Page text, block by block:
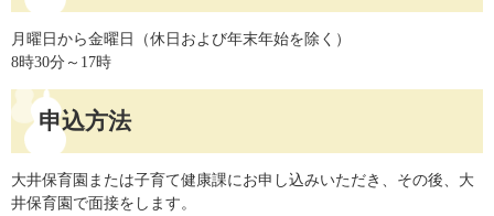
月曜日から金曜日（休日および年末年始を除く）
8時30分～17時
申込方法
大井保育園または子育て健康課にお申し込みいただき、その後、大
井保育園で面接をします。